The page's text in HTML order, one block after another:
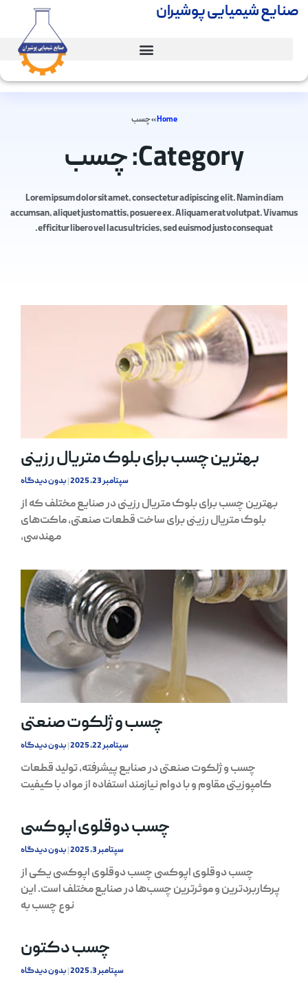
صنایع شیمیایی پوشیران
Home
»چسب
Category: چسب
Lorem ipsum dolor sit amet, consectetur adipiscing elit. Nam in diam
accumsan, aliquet justo mattis, posuere ex. Aliquam erat volutpat. Vivamus
efficitur libero vel lacus ultricies, sed euismod justo consequat.
بهترین چسب برای بلوک متریال رزینی
سپتامبر 23, 2025 بدون دیدگاه
بهترین چسب برای بلوک متریال رزینی در صنایع مختلف که از
بلوک متریال رزینی برای ساخت قطعات صنعتی، ماکت‌های
مهندسی،
چسب و ژلکوت صنعتی
سپتامبر 22, 2025 بدون دیدگاه
چسب و ژلکوت صنعتی در صنایع پیشرفته، تولید قطعات
کامپوزیتی مقاوم و با دوام نیازمند استفاده از مواد با کیفیت
چسب دوقلوی اپوکسی
سپتامبر 3, 2025 بدون دیدگاه
چسب دوقلوی اپوکسی چسب دوقلوی اپوکسی یکی از
پرکاربردترین و موثرترین چسب‌ها در صنایع مختلف است. این
نوع چسب به
چسب دکتون
سپتامبر 3, 2025 بدون دیدگاه